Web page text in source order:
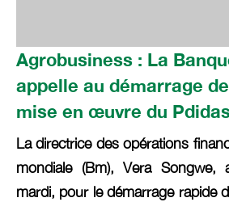
Agrobusiness : La
appelle au démarrage
mise en œuvre du
La directrice des opérations
mondiale (Bm), Vera
mardi, pour le démarrage rapide